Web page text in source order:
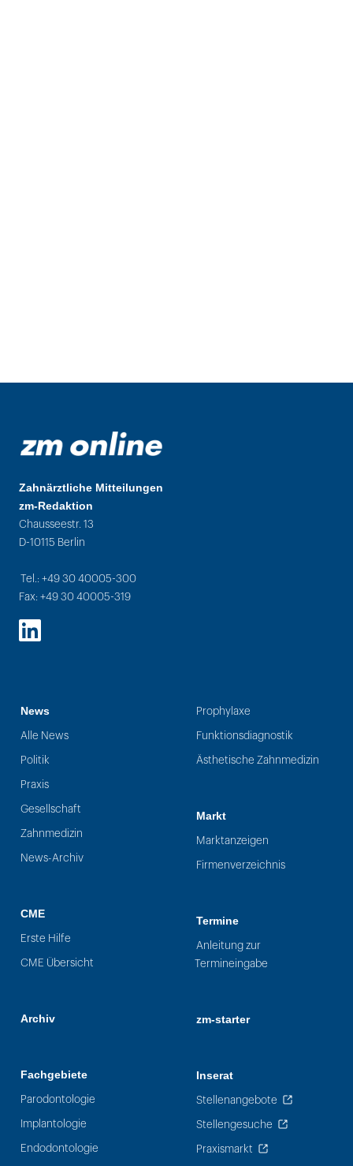
Zahnärztliche Mitteilungen
zm-Redaktion
Chausseestr. 13
D-10115 Berlin
Tel.: +49 30 40005-300
Fax: +49 30 40005-319
LinkedIn
News
Alle News
Politik
Praxis
Gesellschaft
Zahnmedizin
News-Archiv
CME
Erste Hilfe
CME Übersicht
Archiv
Fachgebiete
Parodontologie
Implantologie
Endodontologie
Prophylaxe
Funktionsdiagnostik
Ästhetische Zahnmedizin
Markt
Marktanzeigen
Firmenverzeichnis
Termine
Anleitung zur
Termineingabe
zm-starter
Inserat
Stellenangebote
Stellengesuche
Praxismarkt